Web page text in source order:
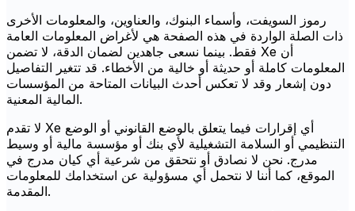
رموز السويفت، وأسماء البنوك، والعناوين، والمعلومات الأخرى
ذات الصلة الواردة في هذه الصفحة هي لأغراض المعلومات العامة
فقط. بينما نسعى جاهدين لضمان الدقة، لا تضمن Xe أن
المعلومات كاملة أو حديثة أو خالية من الأخطاء. قد تتغير التفاصيل
دون إشعار وقد لا تعكس أحدث البيانات المتاحة من المؤسسات
المالية المعنية.
لا تقدم Xe أي إقرارات فيما يتعلق بالوضع القانوني أو الوضع
التنظيمي أو السلامة التشغيلية لأي بنك أو مؤسسة مالية أو وسيط
مدرج. نحن لا نصادق أو نتحقق من شرعية أي كيان مدرج في
الموقع، كما أننا لا نتحمل أي مسؤولية عن استخدامك للمعلومات
المقدمة.